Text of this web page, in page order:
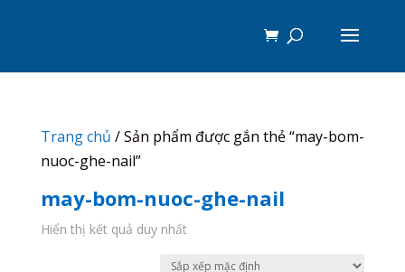
Trang chủ / Sản phẩm được gắn thẻ “may-bom-
nuoc-ghe-nail”
may-bom-nuoc-ghe-nail
Hiển thị kết quả duy nhất